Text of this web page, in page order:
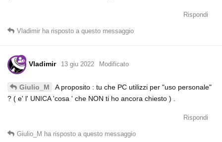
Rispondi
Vladimir ha risposto a questo messaggio
Vladimir 13 giu 2022 Modificato
Giulio_M
A proposito : tu che PC utilizzi per "uso personale"
? ( e' l' UNICA 'cosa ' che NON ti ho ancora chiesto ) .
Rispondi
Giulio_M ha risposto a questo messaggio